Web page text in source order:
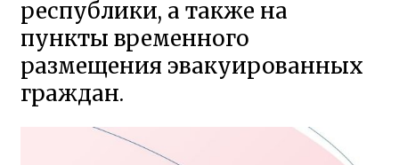
республики, а также на
пункты временного
размещения эвакуированных
граждан.